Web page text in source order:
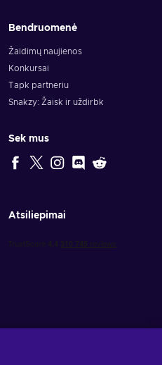
Bendruomenė
Žaidimų naujienos
Konkursai
Tapk partneriu
Snakzy: Žaisk ir uždirbk
Sek mus
Atsiliepimai